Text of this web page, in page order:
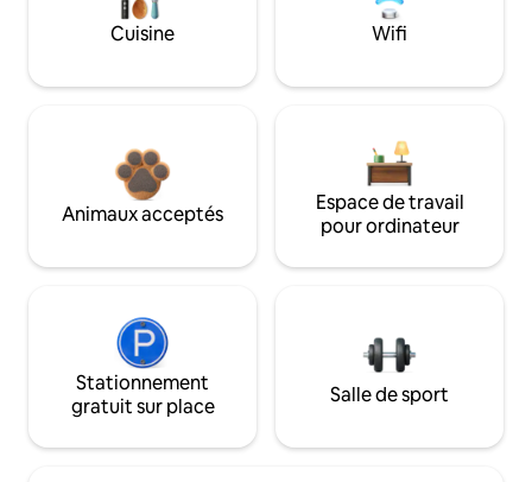
Cuisine Wifi
Animaux acceptés
Espace de travail
pour ordinateur
Stationnement
gratuit sur place
Salle de sport